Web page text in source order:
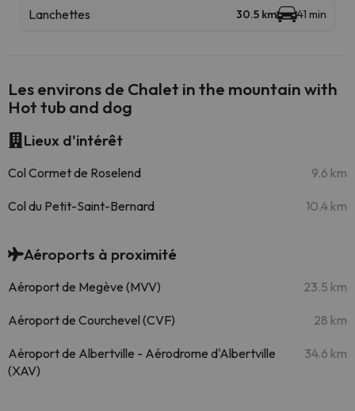
Lanchettes 30.5 km 41 min
Les environs de Chalet in the mountain with
Hot tub and dog
Lieux d'intérêt
Col Cormet de Roselend 9.6 km
Col du Petit-Saint-Bernard 10.4 km
Aéroports à proximité
Aéroport de Megève (MVV) 23.5 km
Aéroport de Courchevel (CVF) 28 km
Aéroport de Albertville - Aérodrome d'Albertville
(XAV)
34.6 km